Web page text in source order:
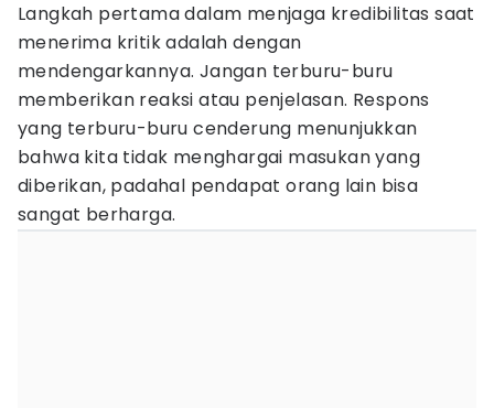
Langkah pertama dalam menjaga kredibilitas saat
menerima kritik adalah dengan
mendengarkannya. Jangan terburu-buru
memberikan reaksi atau penjelasan. Respons
yang terburu-buru cenderung menunjukkan
bahwa kita tidak menghargai masukan yang
diberikan, padahal pendapat orang lain bisa
sangat berharga.